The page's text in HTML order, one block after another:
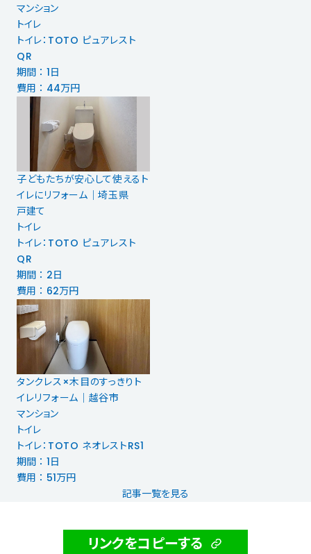
マンション
トイレ
トイレ：TOTO ピュアレスト
QR
期間 ： 1日
費用 ： 44万円
子どもたちが安心して使えるト
イレにリフォーム｜埼玉県
戸建て
トイレ
トイレ：TOTO ピュアレスト
QR
期間 ： 2日
費用 ： 62万円
タンクレス×木目のすっきりト
イレリフォーム｜越谷市
マンション
トイレ
トイレ：TOTO ネオレストRS1
期間 ： 1日
費用 ： 51万円
記事一覧を見る
リンクをコピーする